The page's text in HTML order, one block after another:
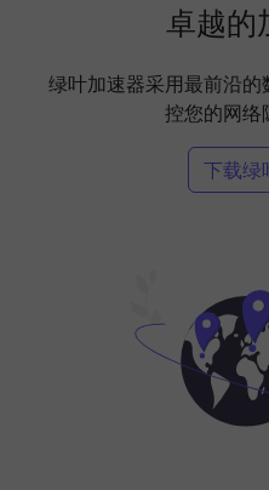
卓越的
绿叶加速器采用最前沿
控您的网络
下载绿